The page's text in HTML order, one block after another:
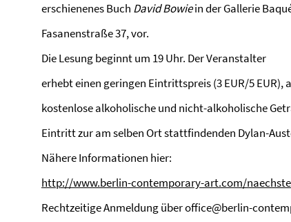
erschienenes Buch David Bowiein der Gallerie
Fasanenstraße 37, vor.
Die Lesung beginnt um 19 Uhr. Der Veranstalter
erhebt einen geringen Eintrittspreis (3 EUR/5 EUR),
kostenlose alkoholische und nicht-alkoholische
Eintritt zur am selben Ort stattfindenden Dylan-
Nähere Informationen hier:
http://www.berlin-contemporary-art.com/
Rechtzeitige Anmeldung über office@berlin-